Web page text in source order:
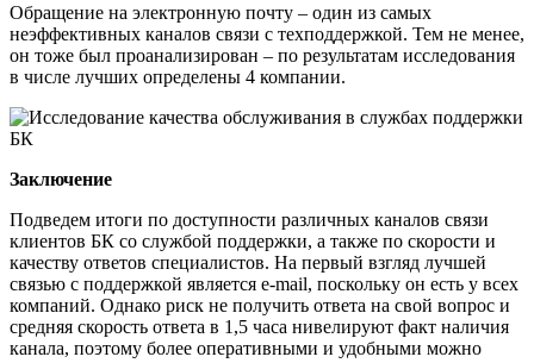
Обращение на электронную почту – один из самых
неэффективных каналов связи с техподдержкой. Тем не менее,
он тоже был проанализирован – по результатам исследования
в числе лучших определены 4 компании.
Заключение
Подведем итоги по доступности различных каналов связи
клиентов БК со службой поддержки, а также по скорости и
качеству ответов специалистов. На первый взгляд лучшей
связью с поддержкой является e-mail, поскольку он есть у всех
компаний. Однако риск не получить ответа на свой вопрос и
средняя скорость ответа в 1,5 часа нивелируют факт наличия
канала, поэтому более оперативными и удобными можно